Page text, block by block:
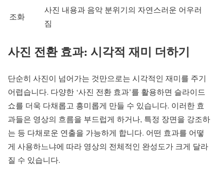
조화
사진 내용과 음악 분위기의 자연스러운 어우러
짐
사진 전환 효과: 시각적 재미 더하기
단순히 사진이 넘어가는 것만으로는 시각적인 재미를 주기
어렵습니다. 다양한 ‘사진 전환 효과’를 활용하면 슬라이드
쇼를 더욱 다채롭고 흥미롭게 만들 수 있습니다. 이러한 효
과들은 영상의 흐름을 부드럽게 하거나, 특정 장면을 강조하
는 등 다채로운 연출을 가능하게 합니다. 어떤 효과를 어떻
게 사용하느냐에 따라 영상의 전체적인 완성도가 크게 달라
질 수 있습니다.